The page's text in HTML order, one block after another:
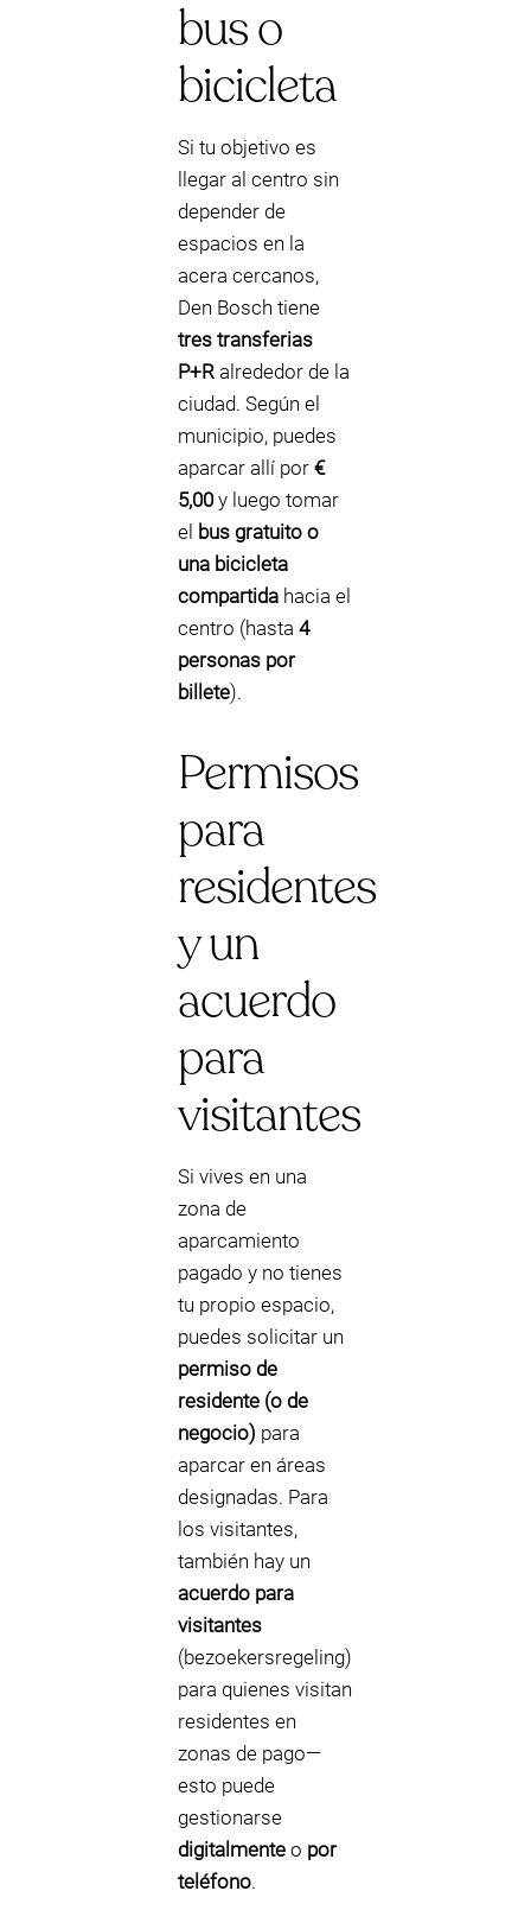
bus o
bicicleta
Si tu objetivo es
llegar al centro sin
depender de
espacios en la
acera cercanos,
Den Bosch tiene
tres transferias
P+R alrededor de la
ciudad. Según el
municipio, puedes
aparcar allí por €
5,00y luego tomar
el bus gratuito o
una bicicleta
compartida hacia el
centro (hasta 4
personas por
billete).
Permisos
para
residentes
y un
acuerdo
para
visitantes
Si vives en una
zona de
aparcamiento
pagado y no tienes
tu propio espacio,
puedes solicitar un
permiso de
residente (o de
negocio) para
aparcar en áreas
designadas. Para
los visitantes,
también hay un
acuerdo para
visitantes
(bezoekersregeling)
para quienes visitan
residentes en
zonas de pago—
esto puede
gestionarse
digitalmente o por
teléfono.